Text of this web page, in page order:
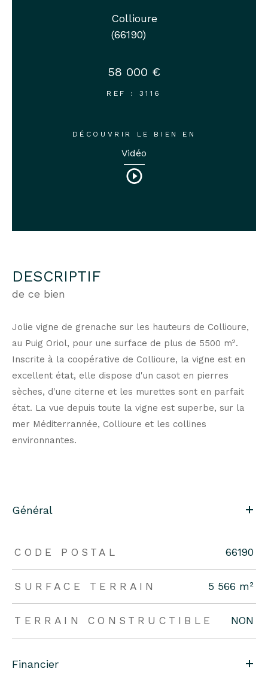
Collioure
(66190)
58 000 €
REF : 3116
DÉCOUVRIR LE BIEN EN
Vidéo
DESCRIPTIF
de ce bien
Jolie vigne de grenache sur les hauteurs de Collioure,
au Puig Oriol, pour une surface de plus de 5500 m².
Inscrite à la coopérative de Collioure, la vigne est en
excellent état, elle dispose d'un casot en pierres
sèches, d'une citerne et les murettes sont en parfait
état. La vue depuis toute la vigne est superbe, sur la
mer Méditerrannée, Collioure et les collines
environnantes.
Général
CODE POSTAL 66190
SURFACE TERRAIN 5 566 m²
TERRAIN CONSTRUCTIBLE NON
Financier